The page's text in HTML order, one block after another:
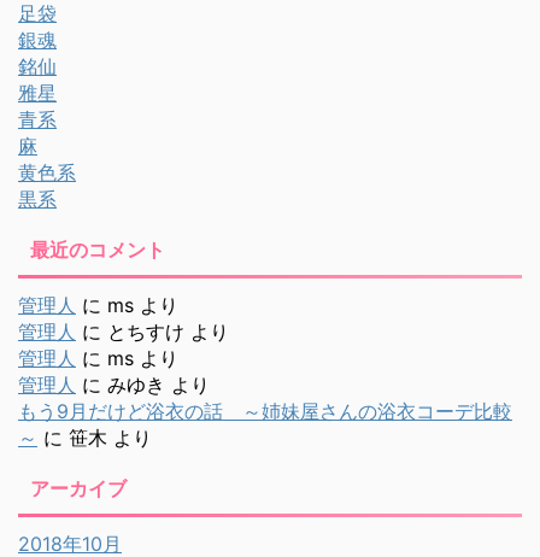
足袋
銀魂
銘仙
雅星
青系
麻
黄色系
黒系
最近のコメント
管理人 に ms より
管理人 に とちすけ より
管理人 に ms より
管理人 に みゆき より
もう9月だけど浴衣の話 ～姉妹屋さんの浴衣コーデ比較
～ に 笹木 より
アーカイブ
2018年10月